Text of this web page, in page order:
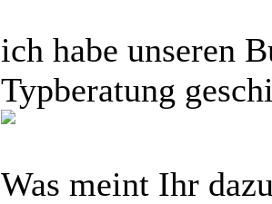
ich habe unseren
Typberatung
Was meint Ihr